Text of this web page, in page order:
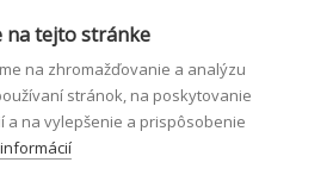
na tejto stránke
na zhromažďovanie a analýzu
stránok, na poskytovanie
a na vylepšenie a prispôsobenie